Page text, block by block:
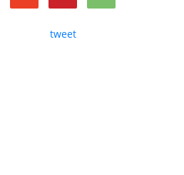
tweet